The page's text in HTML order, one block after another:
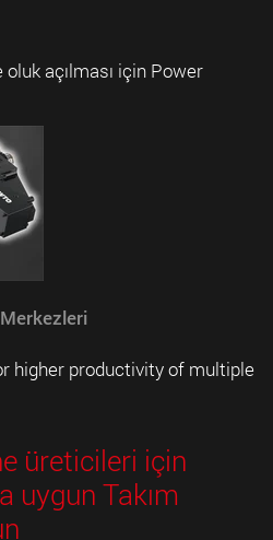
açılması için Power
higher productivity of multiple
üreticileri için
uygun Takım